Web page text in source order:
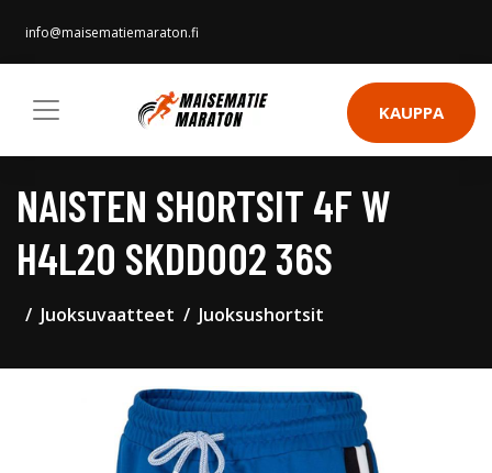
info@maisematiemaraton.fi
KAUPPA
NAISTEN SHORTSIT 4F W
H4L20 SKDD002 36S
Juoksuvaatteet Juoksushortsit